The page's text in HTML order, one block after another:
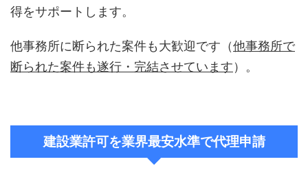
得をサポートします。
他事務所に断られた案件も大歓迎です（他事務所で
断られた案件も遂行・完結させています）。
建設業許可を業界最安水準で代理申請